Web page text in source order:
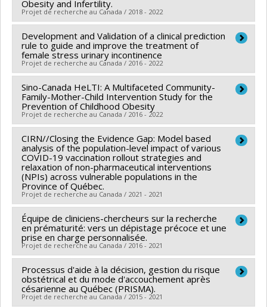
Lijun Sun,Clarence Simard,Maxence Mayrand
Michaël Lalancette,Jean-Philippe Labbé,David
Guillemette,Samuele Giraudo,Marie-Hélène Descary
,Quentin Cappart,Julie Carreau,Cédric Beaulac
Qihuang Zhang, Brent Pym,Joel Kamintzer
Siva
Sources de financement :FRQNT/Fonds de recherche
du Québec - Nature et technologies (FQRNT)
Programmes de subvention :PVXXXXXX-(RS)
Programme de regroupements stratégiques
Sources de financement :
en santé du Canada
Programmes de subvention :PVXXXXXX-(PJT)
Subvention Projet
Obesity and Infertility.
Projet de recherche au Canada / 2018 - 2022
Chercheur principal : Jean-Patrice Baillargeon
Co-chercheurs : Ariane Godbout,Benoît Mâsse
Carole Kamga-Ngande
Sources de financement : IRSC/Instituts de recherche
en santé du Canada
Programmes de subvention :PVXXXXXX-(PJT)
Subvention Projet
Development and Validation of a clinical prediction
rule to guide and improve the treatment of
female stress urinary incontinence
Projet de recherche au Canada / 2016 - 2022
Chercheur principal : Chantal Dumoulin
Co-chercheurs : Marie-Hélène Mayrand ,An Tang
François Desmeules,Benoît Mâsse
Suzanne Hagen,
Kamil Svabik
Sources de financement :IRSC/Instituts de recherche
en santé du Canada
Programmes de subvention :PVXXXXXX-(PJT)
Subvention Projet
Sino-Canada HeLTI: A Multifaceted Community-
Family-Mother-Child Intervention Study for the
Prevention of Childhood Obesity
Projet de recherche au Canada / 2016 - 2022
Chercheur principal : William Fraser
Co-chercheurs : Linda Booij,Benoît Mâsse
Sources de financement :IRSC/Instituts de recherche
en santé du Canada
Programmes de subvention :PVXXXXXX-Subvention
d'équipe
CIRN//Closing the Evidence Gap: Model based
analysis of the population-level impact of various
COVID-19 vaccination rollout strategies and
relaxation of non-pharmaceutical interventions
(NPIs) across vulnerable populations in the
Province of Québec.
Projet de recherche au Canada / 2021 - 2021
Co-chercheurs : Benoît Mâsse
Sources de financement :IRSC/Instituts de recherche
en santé du Canada
Programmes de subvention :
PVXXXXXX-Subvention
de réseau
Équipe de cliniciens-chercheurs sur la recherche
en prématurité: vers un dépistage précoce et une
prise en charge personnalisée.
Projet de recherche au Canada / 2016 - 2021
Chercheur principal : Jean-Charles Pasquier
Co-chercheurs : Benoît Mâsse
Sources de financement :IRSC/Instituts de recherche
Processus d'aide à la décision, gestion du risque
obstétrical et du mode d'accouchement après
césarienne au Québec (PRISMA).
Projet de recherche au Canada / 2015 - 2021